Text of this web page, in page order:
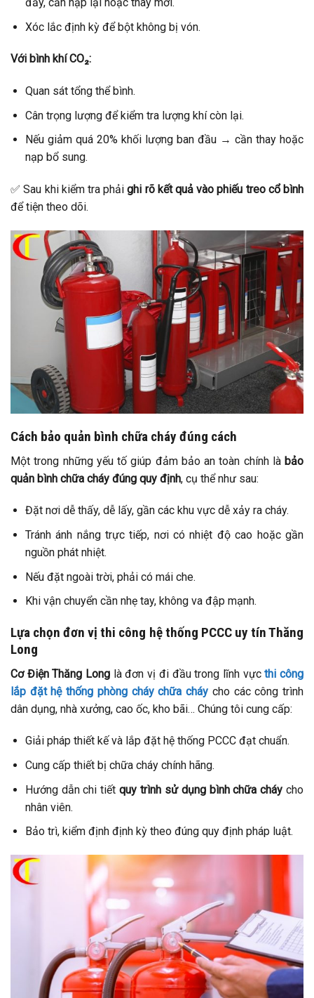
Xóc lắc định kỳ để bột không bị vón.
Với bình khí CO₂:
Quan sát tổng thể bình.
Cân trọng lượng để kiểm tra lượng khí còn lại.
Nếu giảm quá 20% khối lượng ban đầu → cần thay hoặc
nạp bổ sung.
✅ Sau khi kiểm tra phảighi rõ kết quả vào phiếu treo cổ bình
để tiện theo dõi.
Cách bảo quản bình chữa cháy đúng cách
Một trong những yếu tố giúp đảm bảo an toàn chính là bảo
quản bình chữa cháy đúng quy định, cụ thể như sau:
Đặt nơi dễ thấy, dễ lấy, gần các khu vực dễ xảy ra cháy.
Tránh ánh nắng trực tiếp, nơi có nhiệt độ cao hoặc gần
nguồn phát nhiệt.
Nếu đặt ngoài trời, phải có mái che.
Khi vận chuyển cần nhẹ tay, không va đập mạnh.
Lựa chọn đơn vị thi công hệ thống PCCC uy tín Thăng
Long
Cơ Điện Thăng Long là đơn vị đi đầu trong lĩnh vựcthi công
lắp đặt hệ thống phòng cháy chữa cháy cho các công trình
dân dụng, nhà xưởng, cao ốc, kho bãi… Chúng tôi cung cấp:
Giải pháp thiết kế và lắp đặt hệ thống PCCC đạt chuẩn.
Cung cấp thiết bị chữa cháy chính hãng.
Hướng dẫn chi tiếtquy trình sử dụng bình chữa cháy cho
nhân viên.
Bảo trì, kiểm định định kỳ theo đúng quy định pháp luật.